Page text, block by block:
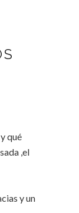
qué
,el
y un